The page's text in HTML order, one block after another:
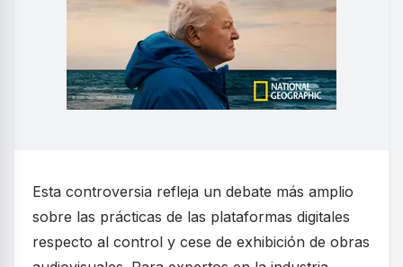
Esta controversia refleja un debate más amplio
sobre las prácticas de las plataformas digitales
respecto al control y cese de exhibición de obras